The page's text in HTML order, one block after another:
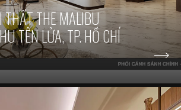
THẤT THE MALIBU
TÊN LỬA, TP. HỒ CHÍ